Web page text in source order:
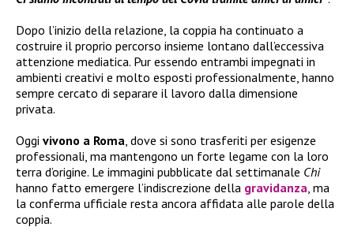
Dopo l’inizio della relazione, la coppia ha continuato a
costruire il proprio percorso insieme lontano dall’eccessiva
attenzione mediatica. Pur essendo entrambi impegnati in
ambienti creativi e molto esposti professionalmente, hanno
sempre cercato di separare il lavoro dalla dimensione
privata.
Oggi vivono a Roma , dove si sono trasferiti per esigenze
professionali, ma mantengono un forte legame con la loro
terra d’origine. Le immagini pubblicate dal settimanale Chi
hanno fatto emergere l’indiscrezione della gravidanza , ma
la conferma ufficiale resta ancora affidata alle parole della
coppia.